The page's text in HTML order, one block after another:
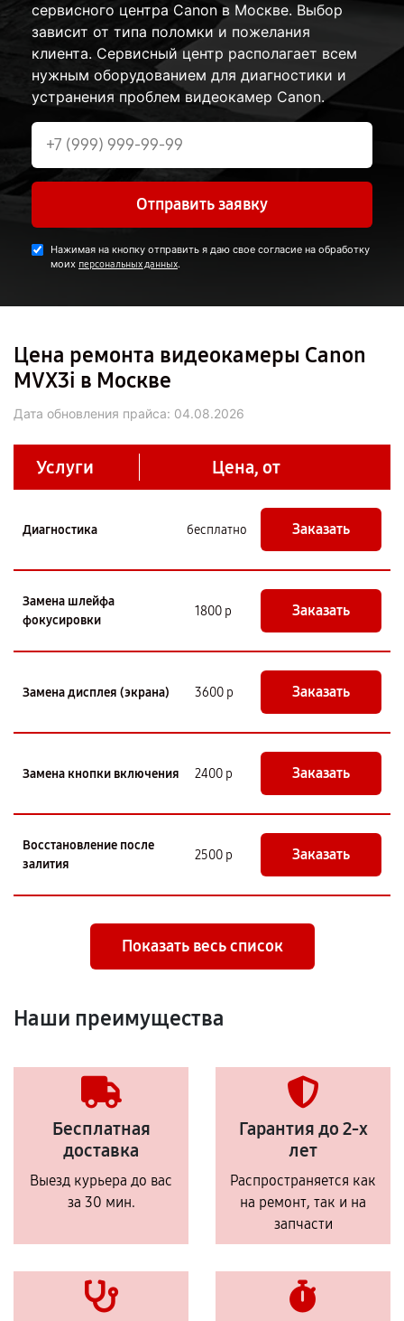
сервисного центра Canon в Москве. Выбор
зависит от типа поломки и пожелания
клиента. Сервисный центр располагает всем
нужным оборудованием для диагностики и
устранения проблем видеокамер Canon.
Отправить заявку
Нажимая на кнопку отправить я даю свое согласие на обработку
моих персональных данных.
Цена ремонта видеокамеры Canon
MVX3i в Москве
Дата обновления прайса: 04.08.2026
Услуги Цена, от
Диагностика бесплатно Заказать
Замена шлейфа
фокусировки
1800 р Заказать
Замена дисплея (экрана) 3600 р Заказать
Замена кнопки включения 2400 р Заказать
Восстановление после
залития
2500 р Заказать
Показать весь список
Наши преимущества
Бесплатная
доставка
Выезд курьера до вас
за 30 мин.
Гарантия до 2-х
лет
Распространяется как
на ремонт, так и на
запчасти